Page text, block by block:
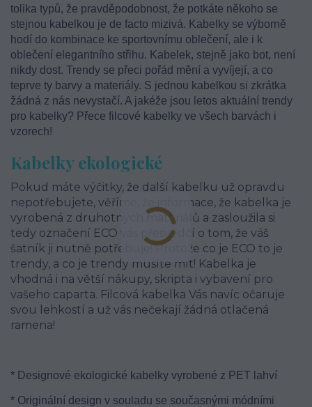
tolika typů, že pravděpodobnost, že potkáte někoho se
stejnou kabelkou je de facto mizivá. Kabelky se výborně
hodí do kombinace ke sportovnímu oblečení, ale i k
oblečení elegantního střihu. Kabelek, stejně jako bot, není
nikdy dost. Trendy se přeci pořád mění a vyvíjejí, a co
teprve ty barvy a materiály. S jednou kabelkou si zkrátka
žádná z nás nevystačí. A jakéže jsou letos aktuální trendy
pro kabelky? Přece filcové kabelky ve všech barvách i
vzorech!
Kabelky ekologické
Pokud máte výčitky, že další kabelku už opravdu
nepotřebujete, věříme, že informace, že kabelka je
vyrobená z druhotných materiálů a zasloužila si
tedy označení ECO vás přesvědčí o tom, že váš
šatník ji nutně potřebuje! Protože co je ECO to je
trendy, a co je trendy musíte mít! Kabelka je
vhodná i na větší nákupy, skripta i vybavení pro
vašeho caparta. Filcová kabelka Vás navíc očaruje
svou lehkostí a už vás nečekají žádná otlačená
ramena!
* Designové ekologické kabelky vyrobené z PET lahví
* Originální design v souladu se současnými módními